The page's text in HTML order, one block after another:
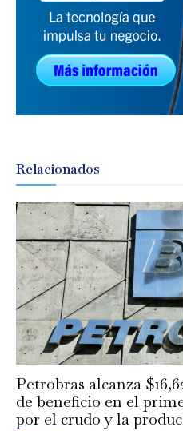
Relacionados
Petrobras alcanza
de beneficio en el
por el crudo y la